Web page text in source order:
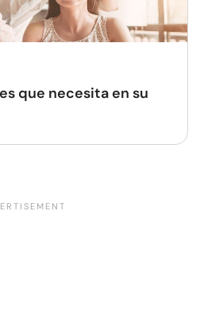
que necesita en su